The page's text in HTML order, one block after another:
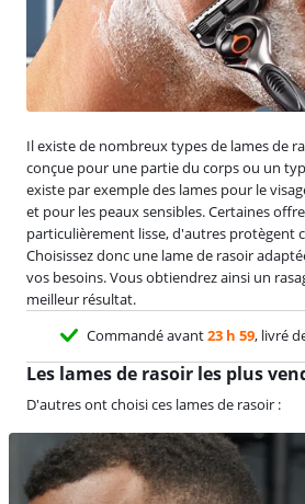
Il existe de nombreux types de lames de
conçue pour une partie du corps ou un
existe par exemple des lames pour le
et pour les peaux sensibles. Certaines
particulièrement lisse, d'autres protègent
Choisissez donc une lame de rasoir
vos besoins. Vous obtiendrez ainsi un
meilleur résultat.
Commandé avant23 h 59, livré
Les lames de rasoir les plus
D'autres ont choisi ces lames de rasoir :